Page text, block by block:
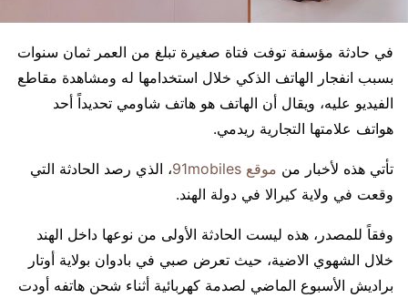
في حادثة مؤسفة توفت فتاة صغيرة تبلغ من العمر ثمان سنوات
بسبب انفجار الهاتف الذكي خلال استخدامها له ومشاهدة مقاطع
الفيديو عليه، ويقال أن الهاتف هو هاتف شاومي تحديداً أحد
هواتف علامتها التجارية ريدمي.
تأتي هذه لأخبار من موقع 91mobiles
، الذي رصد الحادثة التي
وقعت في ولاية كيرالا في دولة الهند.
وفقاً للمصدر، هذه ليست الحادثة الأولى من نوعها داخل الهند
خلال الشهوي الاضية، حيث تعرض صبي في بادوان بولاية أوتار
براديش الأسبوع الماضي لصدمة كهربائية أثناء شحن هاتفه أودت